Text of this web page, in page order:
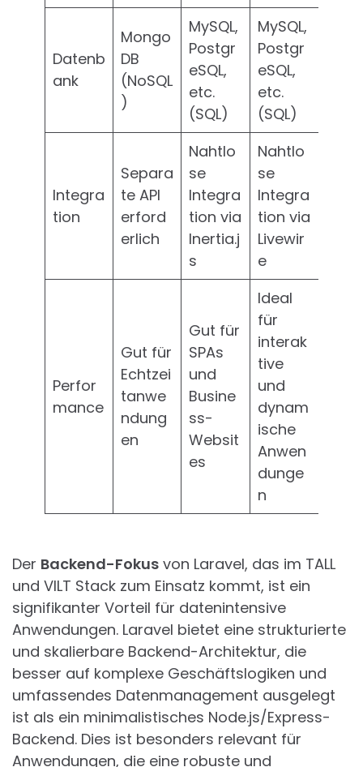
Datenb
ank
Mongo
DB
(NoSQL
)
MySQL,
Postgr
eSQL,
etc.
(SQL)
MySQL,
Postgr
eSQL,
etc.
(SQL)
Integra
tion
Separa
te API
erford
erlich
Nahtlo
se
Integra
tion via
Inertia.j
s
Nahtlo
se
Integra
tion via
Livewir
e
Perfor
mance
Gut für
Echtzei
tanwe
ndung
en
Gut für
SPAs
und
Busine
ss-
Websit
es
Ideal
für
interak
tive
und
dynam
ische
Anwen
dunge
n
Der Backend-Fokus von Laravel, das im TALL
und VILT Stack zum Einsatz kommt, ist ein
signifikanter Vorteil für datenintensive
Anwendungen. Laravel bietet eine strukturierte
und skalierbare Backend-Architektur, die
besser auf komplexe Geschäftslogiken und
umfassendes Datenmanagement ausgelegt
ist als ein minimalistisches Node.js/Express-
Backend. Dies ist besonders relevant für
Anwendungen, die eine robuste und